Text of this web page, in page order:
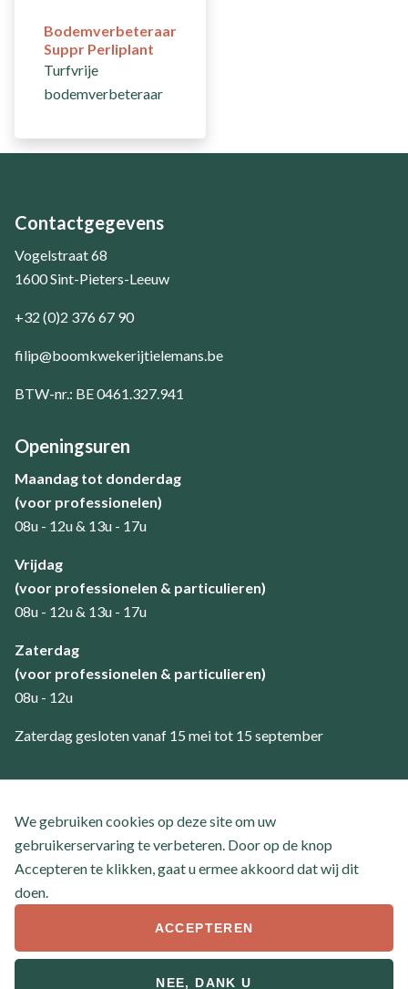
Bodemverbeteraar
Suppr Perliplant
Turfvrije
bodemverbeteraar
Contactgegevens
Vogelstraat 68
1600 Sint-Pieters-Leeuw
+32 (0)2 376 67 90
filip@boomkwekerijtielemans.be
BTW-nr.: BE 0461.327.941
Openingsuren
Maandag tot donderdag
(voor professionelen)
08u - 12u & 13u - 17u
​Vrijdag
(voor professionelen & particulieren)
08u - 12u & 13u - 17u
Zaterdag
(voor professionelen & particulieren)
08u - 12u
Zaterdag gesloten vanaf 15 mei tot 15 september
Klantenservice
Contact
Veel gestelde vragen
© 2026 Boom- en handelskwekerij Tielemans
Algemene voorwaarden Privacyverklaring
We gebruiken cookies op deze site om uw
gebruikerservaring te verbeteren. Door op de knop
Accepteren te klikken, gaat u ermee akkoord dat wij dit
doen.
ACCEPTEREN
NEE, DANK U